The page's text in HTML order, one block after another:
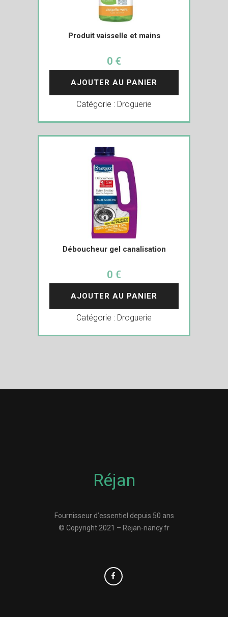
Produit vaisselle et mains
0 €
AJOUTER AU PANIER
Catégorie : Droguerie
Déboucheur gel canalisation
0 €
AJOUTER AU PANIER
Catégorie : Droguerie
Réjan
Fournisseur d’essentiel depuis 50 ans
© Copyright 2021 – Rejan-nancy.fr